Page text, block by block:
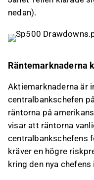
nedan).
Räntemarknaderna
Aktiemarknaderna är
centralbankschefen
räntorna på
visar att räntorna
centralbankschefens
kräver en högre
kring den nya